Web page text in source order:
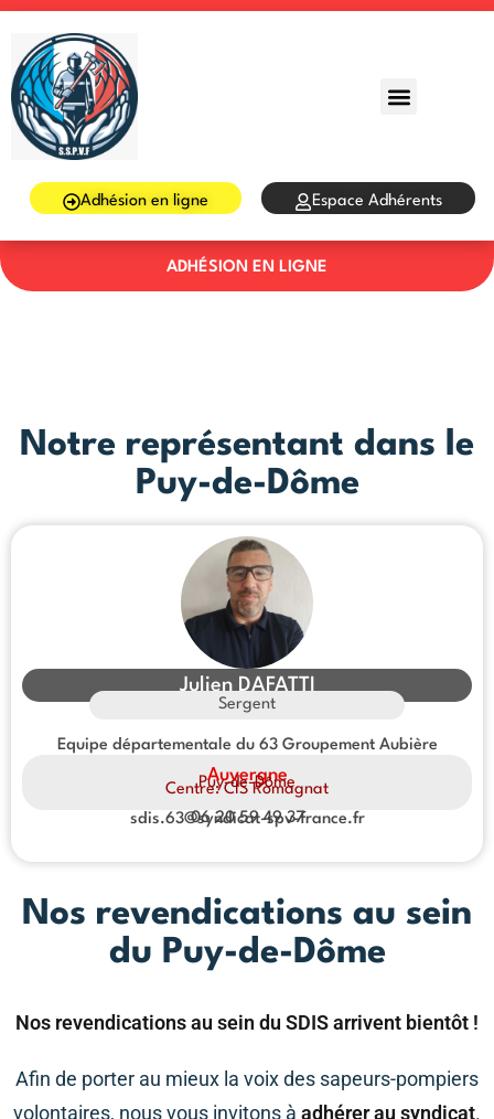
Adhésion en ligne Espace Adhérents
ADHÉSION EN LIGNE
Notre représentant dans le
Puy-de-Dôme
Julien DAFATTI
Sergent
Equipe départementale du 63 Groupement Aubière
Auvergne
Puy-de-Dôme
Centre: CIS Romagnat
06 20 59 49 37
sdis.63@syndicat-spv-france.fr
Nos revendications au sein
du Puy-de-Dôme
Nos revendications au sein du SDIS arrivent bientôt !
Afin de porter au mieux la voix des sapeurs-pompiers
volontaires, nous vous invitons à adhérer au syndicat.